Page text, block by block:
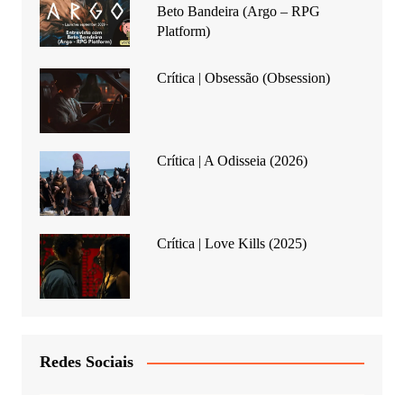
Beto Bandeira (Argo – RPG
Platform)
Crítica | Obsessão (Obsession)
Crítica | A Odisseia (2026)
Crítica | Love Kills (2025)
Redes Sociais